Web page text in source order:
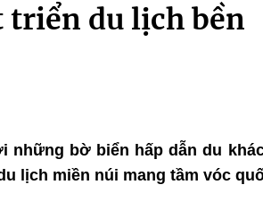
triển du lịch bền
những bờ biển hấp dẫn du
lịch miền núi mang tầm vóc